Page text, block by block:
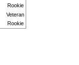
Rookie
Veteran
Rookie